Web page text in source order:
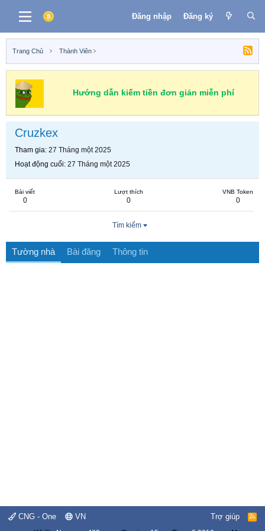
Đăng nhập Đăng ký
Trang Chủ Thành Viên
Hướng dẫn kiếm tiền đơn giản miễn phí
Cruzkex
Tham gia 27 Tháng một 2025
Hoạt động cuối 27 Tháng một 2025
Bài viết
0
Lượt thích
0
VNB Token
0
Tìm kiếm
Tường nhà Bài đăng Thông tin
CNG - One VN Trợ giúp
R